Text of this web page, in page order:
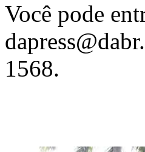
Você pode
1568.